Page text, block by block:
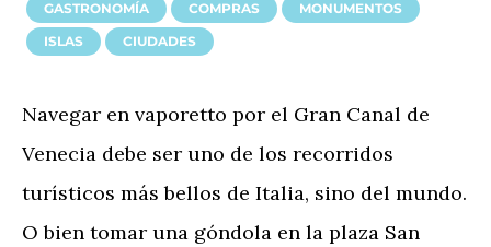
GASTRONOMÍA
COMPRAS
MONUMENTOS
ISLAS
CIUDADES
Navegar en vaporetto por el Gran Canal de
Venecia debe ser uno de los recorridos
turísticos más bellos de Italia, sino del mundo.
O bien tomar una góndola en la plaza San